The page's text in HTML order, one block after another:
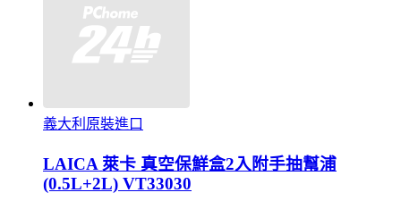
義大利原裝進口
LAICA 萊卡 真空保鮮盒2入附手抽幫浦
(0.5L+2L) VT33030